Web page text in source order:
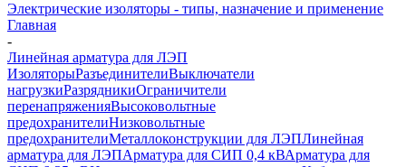
Электрические изоляторы - типы, назначение и применение
Главная
-
Линейная арматура для ЛЭП
ИзоляторыРазъединителиВыключатели
нагрузкиРазрядникиОграничители
перенапряженияВысоковольтные
предохранителиНизковольтные
предохранителиМеталлоконструкции для ЛЭПЛинейная
арматура для ЛЭПАрматура для СИП 0,4 кВАрматура для